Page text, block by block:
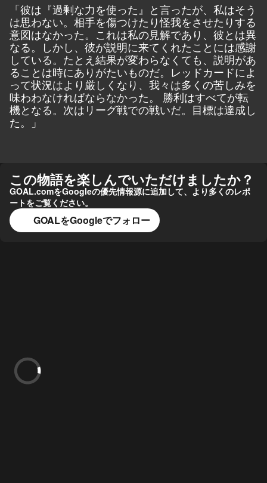
「彼は『過剰な力を使った』と言ったが、私はそう
は思わない。相手を傷つけたり怪我をさせたりする
意図はなかった。これは私の見解であり、彼とは異
なる。しかし、彼が説明に来てくれたことには感謝
している。たとえ結果が変わらなくても、説明があ
ることは時にありがたいものだ。レッドカードによ
って状況はより厳しくなり、我々は多くの苦しみを
味わわなければならなかった。 勝利はすべてが転
機となる。次はリーグ戦での戦いだ。目標は達成し
た。」
この物語を楽しんでいただけましたか？
GOAL.comをGoogleの優先情報源に追加して、より多くのレポ
ートをご覧ください。
GOALをGoogleでフォロー